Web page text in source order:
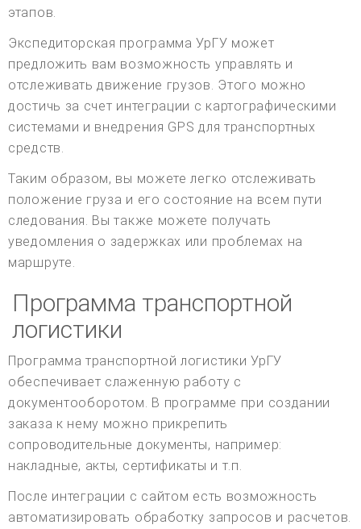
этапов.
Экспедиторская программа УрГУ может
предложить вам возможность управлять и
отслеживать движение грузов. Этого можно
достичь за счет интеграции с картографическими
системами и внедрения GPS для транспортных
средств.
Таким образом, вы можете легко отслеживать
положение груза и его состояние на всем пути
следования. Вы также можете получать
уведомления о задержках или проблемах на
маршруте.
Программа транспортной
логистики
Программа транспортной логистики УрГУ
обеспечивает слаженную работу с
документооборотом. В программе при создании
заказа к нему можно прикрепить
сопроводительные документы, например:
накладные, акты, сертификаты и т.п.
После интеграции с сайтом есть возможность
автоматизировать обработку запросов и расчетов.